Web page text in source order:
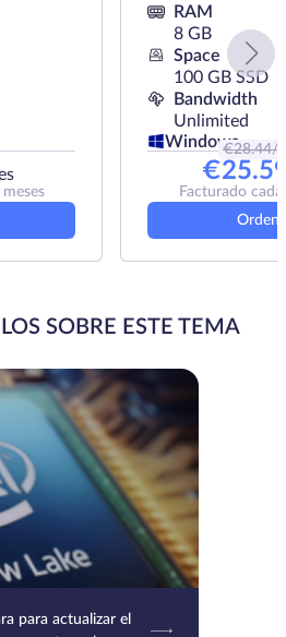
RAM
8 GB
Space
100 GB SSD
Bandwidth
Unlimited
Windows
€28.44/
€
Facturado
SOBRE ESTE TEMA
para actualizar el